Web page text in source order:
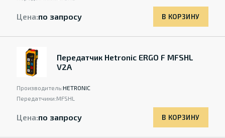
Цена:по запросу В КОРЗИНУ
Передатчик Hetronic ERGO F MFSHL
V2A
Производитель:HETRONIC
Передатчики:MFSHL
Цена:по запросу В КОРЗИНУ